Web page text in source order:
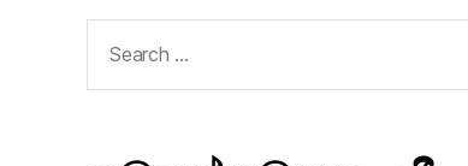
for: